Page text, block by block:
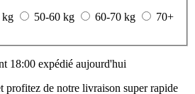
kg 50-60 kg 60-70 kg
70+
18:00 expédié aujourd'hui
profitez de notre livraison super rapide